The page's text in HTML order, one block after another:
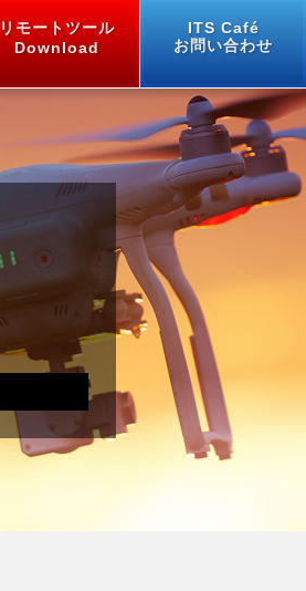
リモートツール
Download
ITS Café
お問い合わせ